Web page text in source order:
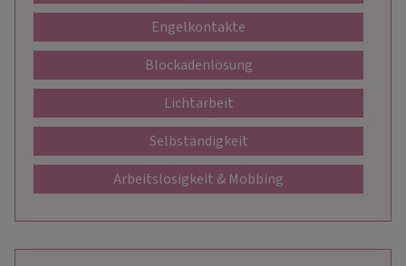
Engelkontakte
Blockadenlösung
Lichtarbeit
Selbständigkeit
Arbeitslosigkeit & Mobbing